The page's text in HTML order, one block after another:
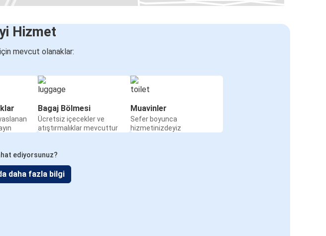
Hizmet
mevcut olanaklar:
Bagaj Bölmesi
Ücretsiz içecekler ve
atıştırmalıklar mevcuttur
Muavinler
Sefer boyunca
hizmetinizdeyiz
ediyorsunuz?
daha fazla bilgi